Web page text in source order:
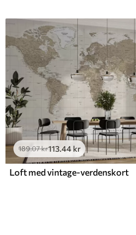
189.07kr113.44 kr
Loft med vintage-verdenskort